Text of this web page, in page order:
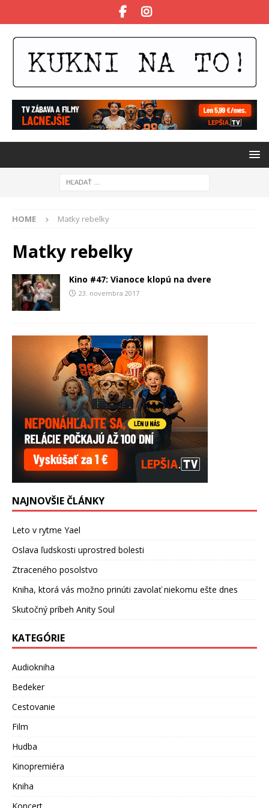
HOME Matky rebelky
Matky rebelky
Kino #47: Vianoce klopú na dvere
23. novembra 2017
NAJNOVŠIE ČLÁNKY
Leto v rytme Yael
Oslava ľudskosti uprostred bolesti
Ztraceného posolstvo
Kniha, ktorá vás možno prinúti zavolať niekomu ešte dnes
Skutočný príbeh Anity Soul
KATEGÓRIE
Audiokniha
Bedeker
Cestovanie
Film
Hudba
Kinopremiéra
Kniha
Koncert